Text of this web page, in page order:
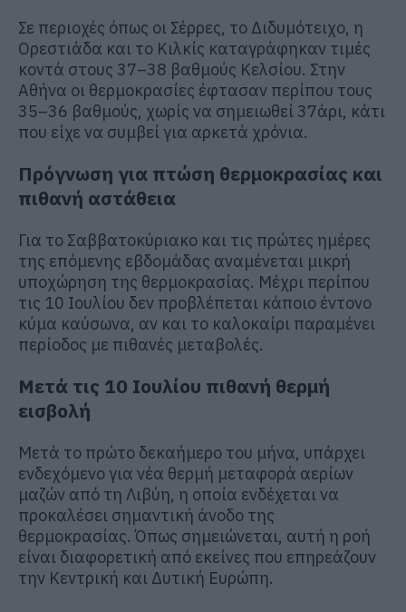
Σε περιοχές όπως οι Σέρρες, το Διδυμότειχο, η
Ορεστιάδα και το Κιλκίς καταγράφηκαν τιμές
κοντά στους 37–38 βαθμούς Κελσίου. Στην
Αθήνα οι θερμοκρασίες έφτασαν περίπου τους
35–36 βαθμούς, χωρίς να σημειωθεί 37άρι, κάτι
που είχε να συμβεί για αρκετά χρόνια.
Πρόγνωση για πτώση θερμοκρασίας και
πιθανή αστάθεια
Για το Σαββατοκύριακο και τις πρώτες ημέρες
της επόμενης εβδομάδας αναμένεται μικρή
υποχώρηση της θερμοκρασίας. Μέχρι περίπου
τις 10 Ιουλίου δεν προβλέπεται κάποιο έντονο
κύμα καύσωνα, αν και το καλοκαίρι παραμένει
περίοδος με πιθανές μεταβολές.
Μετά τις 10 Ιουλίου πιθανή θερμή
εισβολή
Μετά το πρώτο δεκαήμερο του μήνα, υπάρχει
ενδεχόμενο για νέα θερμή μεταφορά αερίων
μαζών από τη Λιβύη, η οποία ενδέχεται να
προκαλέσει σημαντική άνοδο της
θερμοκρασίας. Όπως σημειώνεται, αυτή η ροή
είναι διαφορετική από εκείνες που επηρεάζουν
την Κεντρική και Δυτική Ευρώπη.